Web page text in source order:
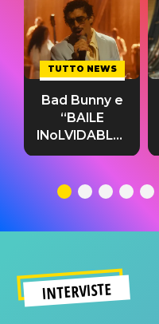
TUTTO NEWS
Bad Bunny e
“BAILE
INoLVIDABLE”:
testo,
significato
INTERVISTE